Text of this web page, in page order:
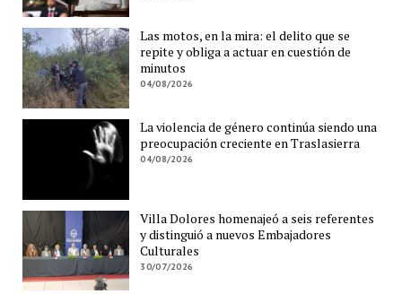
Las motos, en la mira: el delito que se
repite y obliga a actuar en cuestión de
minutos
04/08/2026
La violencia de género continúa siendo una
preocupación creciente en Traslasierra
04/08/2026
Villa Dolores homenajeó a seis referentes
y distinguió a nuevos Embajadores
Culturales
30/07/2026